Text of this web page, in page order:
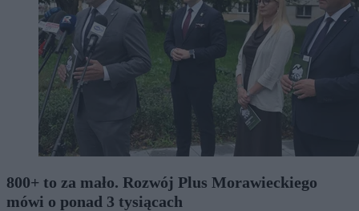
800+ to za mało. Rozwój Plus Morawieckiego
mówi o ponad 3 tysiącach